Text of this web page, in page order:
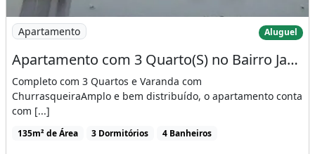
Imagem: Apartamento com 3 Quarto(S) no Bairro Jardim
Apartamento Aluguel
Apartamento com 3 Quarto(S) no Bairro Jardim das Americas em Cuiabá - Mt
Completo com 3 Quartos e Varanda com
ChurrasqueiraAmplo e bem distribuído, o apartamento conta
com [...]
135m² de Área 3 Dormitórios 4 Banheiros